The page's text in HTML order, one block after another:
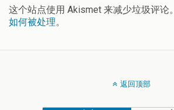
这个站点使用 Akismet 来减少垃圾评论。
如何被处理。
返回顶部